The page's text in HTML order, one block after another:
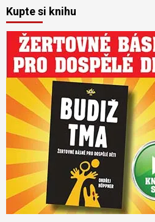
Kupte si knihu